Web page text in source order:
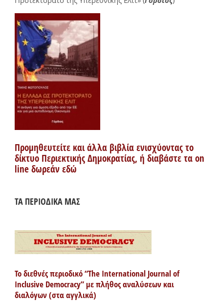
Προμηθευτείτε και άλλα βιβλία ενισχύοντας το
δίκτυο Περιεκτικής Δημοκρατίας, ή διαβάστε τα on
line δωρεάν εδώ
ΤΑ ΠΕΡΙΟΔΙΚΑ ΜΑΣ
Το διεθνές περιοδικό “The International Journal of
Inclusive Democracy” με πλήθος αναλύσεων και
διαλόγων (στα αγγλικά)